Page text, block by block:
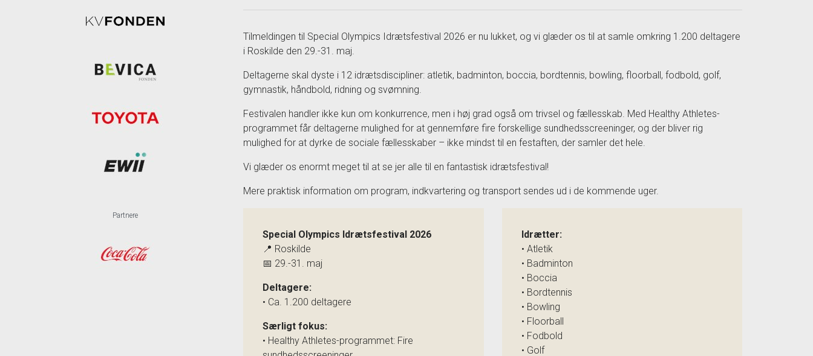
Partnere
Tilmeldingen til Special Olympics Idrætsfestival 2026 er nu lukket, og vi glæder os til at samle omkring 1.200 deltagere
i Roskilde den 29.-31. maj.
Deltagerne skal dyste i 12 idrætsdiscipliner: atletik, badminton, boccia, bordtennis, bowling, floorball, fodbold, golf,
gymnastik, håndbold, ridning og svømning.
Festivalen handler ikke kun om konkurrence, men i høj grad også om trivsel og fællesskab. Med Healthy Athletes-
programmet får deltagerne mulighed for at gennemføre fire forskellige sundhedsscreeninger, og der bliver rig
mulighed for at dyrke de sociale fællesskaber – ikke mindst til en festaften, der samler det hele.
Vi glæder os enormt meget til at se jer alle til en fantastisk idrætsfestival!
Mere praktisk information om program, indkvartering og transport sendes ud i de kommende uger.
Special Olympics Idrætsfestival 2026
📍 Roskilde
📅 29.-31. maj
Deltagere:
• Ca. 1.200 deltagere
Særligt fokus:
• Healthy Athletes-programmet: Fire
Idrætter:
• Atletik
• Badminton
• Boccia
• Bordtennis
• Bowling
• Floorball
• Fodbold
• Golf